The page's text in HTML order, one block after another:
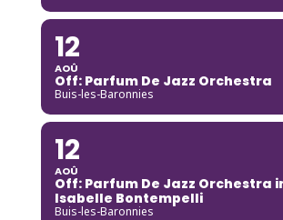
12
AOÛ
Off: Parfum De Jazz Orchestra
Buis-les-Baronnies
12
AOÛ
Off: Parfum De Jazz Orchestra
Isabelle Bontempelli
Buis-les-Baronnies